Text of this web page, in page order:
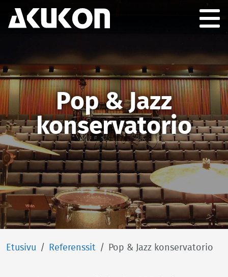
Pop & Jazz
konservatorio
Etusivu Referenssit Pop & Jazz konservatorio